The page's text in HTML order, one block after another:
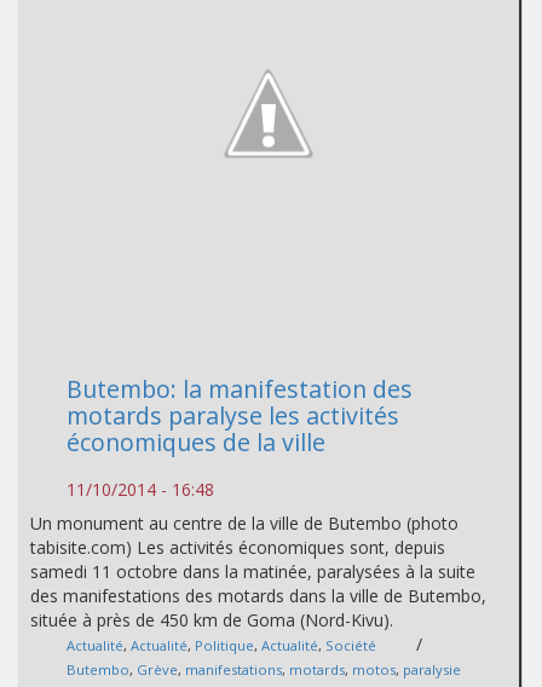
Butembo: la manifestation des
motards paralyse les activités
économiques de la ville
11/10/2014 - 16:48
Un monument au centre de la ville de Butembo (photo
tabisite.com) Les activités économiques sont, depuis
samedi 11 octobre dans la matinée, paralysées à la suite
des manifestations des motards dans la ville de Butembo,
située à près de 450 km de Goma (Nord-Kivu).
Actualité, Actualité, Politique, Actualité, Société /
Butembo, Grève, manifestations, motards, motos, paralysie